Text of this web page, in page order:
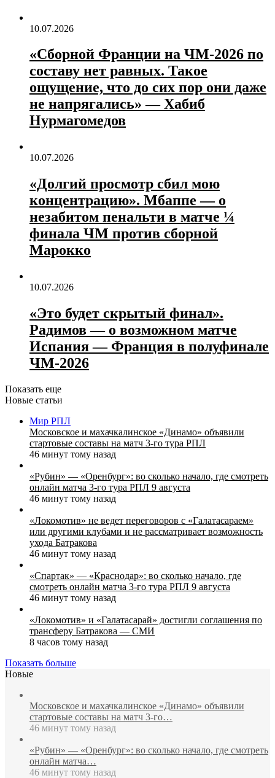
10.07.2026
«Сборной Франции на ЧМ‑2026 по
составу нет равных. Такое
ощущение, что до сих пор они даже
не напрягались» — Хабиб
Нурмагомедов
10.07.2026
«Долгий просмотр сбил мою
концентрацию». Мбаппе — о
незабитом пенальти в матче ¼
финала ЧМ против сборной
Марокко
10.07.2026
«Это будет скрытый финал».
Радимов — о возможном матче
Испания — Франция в полуфинале
ЧМ‑2026
Показать еще
Новые статьи
Мир РПЛ
Московское и махачкалинское «Динамо» объявили
стартовые составы на матч 3‑го тура РПЛ
46 минут тому назад
«Рубин» — «Оренбург»: во сколько начало, где смотреть
онлайн матча 3‑го тура РПЛ 9 августа
46 минут тому назад
«Локомотив» не ведет переговоров с «Галатасараем»
или другими клубами и не рассматривает возможность
ухода Батракова
46 минут тому назад
«Спартак» — «Краснодар»: во сколько начало, где
смотреть онлайн матча 3‑го тура РПЛ 9 августа
46 минут тому назад
«Локомотив» и «Галатасарай» достигли соглашения по
трансферу Батракова — СМИ
8 часов тому назад
Показать больше
Новые
Московское и махачкалинское «Динамо» объявили
стартовые составы на матч 3‑го…
46 минут тому назад
«Рубин» — «Оренбург»: во сколько начало, где смотреть
онлайн матча…
46 минут тому назад